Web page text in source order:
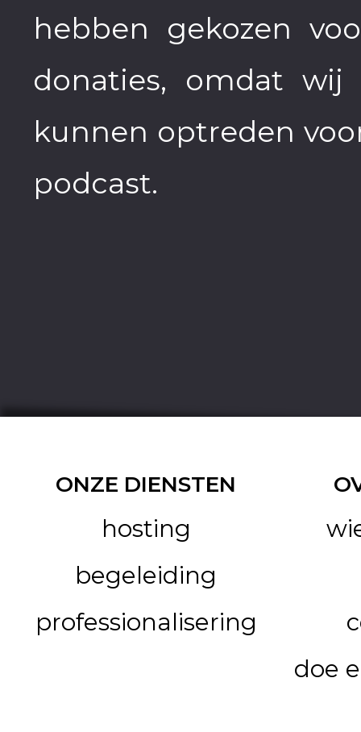
hebben gekozen
donaties, omdat
kunnen optreden
podcast.
ONZE DIENSTEN
hosting
begeleiding
professionalisering
doe